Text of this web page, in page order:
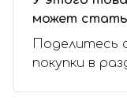
может
Поделитесь
покупки в